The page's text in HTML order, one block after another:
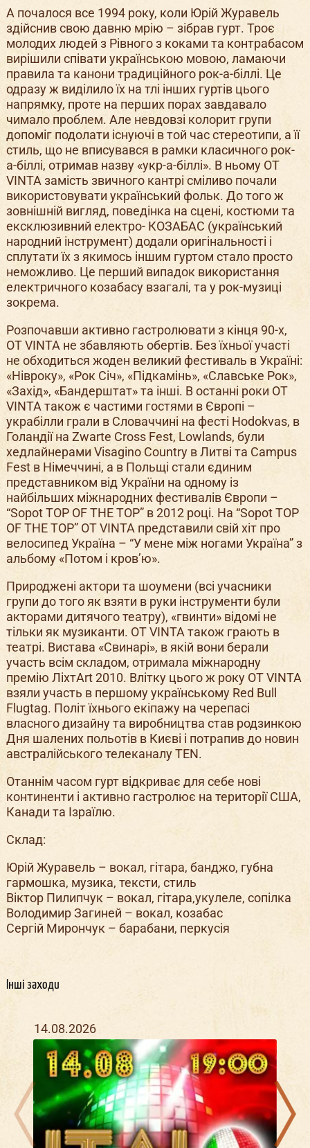
А почалося все 1994 року, коли Юрій Журавель
здійснив свою давню мрію – зібрав гурт. Троє
молодих людей з Рівного з коками та контрабасом
вирішили співати українською мовою, ламаючи
правила та канони традиційного рок-а-біллі. Це
одразу ж виділило їх на тлі інших гуртів цього
напрямку, проте на перших порах завдавало
чимало проблем. Але невдовзі колорит групи
допоміг подолати існуючі в той час стереотипи, а її
стиль, що не вписувався в рамки класичного рок-
а-біллі, отримав назву «укр-а-біллі». В ньому OT
VINTA замість звичного кантрі сміливо почали
використовувати український фольк. До того ж
зовнішній вигляд, поведінка на сцені, костюми та
ексклюзивний електро- КОЗАБАС (український
народний інструмент) додали оригінальності і
сплутати їх з якимось іншим гуртом стало просто
неможливо. Це перший випадок використання
електричного козабасу взагалі, та у рок-музиці
зокрема.
Розпочавши активно гастролювати з кінця 90-х,
OT VINTA не збавляють обертів. Без їхньої участі
не обходиться жоден великий фестиваль в Україні:
«Нівроку», «Рок Січ», «Підкамінь», «Славське Рок»,
«Захід», «Бандерштат» та інші. В останні роки OT
VINTA також є частими гостями в Європі –
украбілли грали в Словаччині на фесті Hodokvas, в
Голандії на Zwarte Cross Fest, Lowlands, були
хедлайнерами Visagino Country в Литві та Campus
Fest в Німеччині, а в Польщі стали єдиним
представником від України на одному із
найбільших міжнародних фестивалів Європи –
“Sopot ТOP OF THE TOP” в 2012 році. На “Sopot ТOP
OF THE TOP” OT VINTA представили свій хіт про
велосипед Україна – “У мене між ногами Україна” з
альбому «Потом і кров’ю».
Природжені актори та шоумени (всі учасники
групи до того як взяти в руки інструменти були
акторами дитячого театру), «гвинти» відомі не
тільки як музиканти. OT VINTA також грають в
театрі. Вистава «Свинарі», в якій вони берали
участь всім складом, отримала міжнародну
премію ЛіхтArt 2010. Влітку цього ж року OT VINTA
взяли участь в першому українському Red Bull
Flugtag. Політ їхнього екіпажу на черепасі
власного дизайну та виробництва став родзинкою
Дня шалених польотів в Києві і потрапив до новин
австралійського телеканалу TEN.
Отаннім часом гурт відкриває для себе нові
континенти і активно гастролює на території США,
Канади та Ізраїлю.
Склад:
Юрій Журавель – вокал, гітара, банджо, губна
гармошка, музика, тексти, стиль
Віктор Пилипчук – вокал, гітара,укулеле, сопілка
Володимир Загиней – вокал, козабас
Сергій Мирончук – барабани, перкусія
Інші заходи
14.08.2026